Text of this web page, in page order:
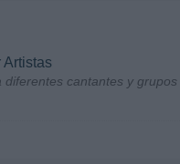
Artistas
diferentes cantantes y